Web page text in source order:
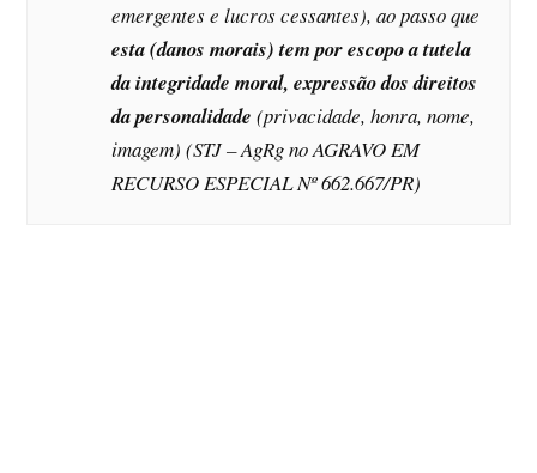
emergentes e lucros cessantes), ao passo que
esta (danos morais) tem por escopo a tutela
da integridade moral, expressão dos direitos
da personalidade (privacidade, honra, nome,
imagem) (STJ – AgRg no AGRAVO EM
RECURSO ESPECIAL Nº 662.667/PR)